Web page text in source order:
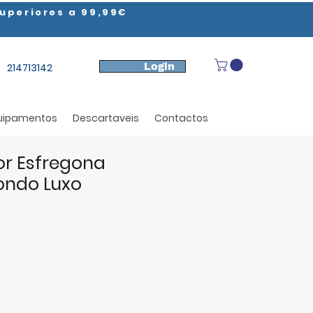
a 99,99€
214713142 Login
Descartaveis Contactos
Esfregona
Luxo